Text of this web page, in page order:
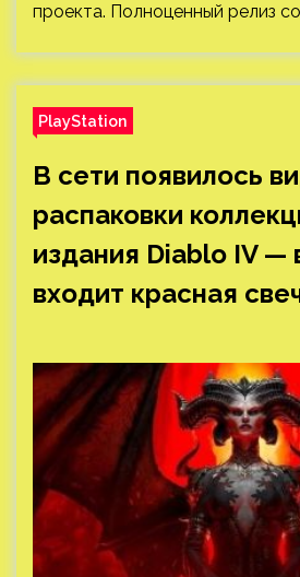
проекта. Полноценный релиз
PlayStation
В сети появилось
распаковки
издания Diablo IV —
входит красная